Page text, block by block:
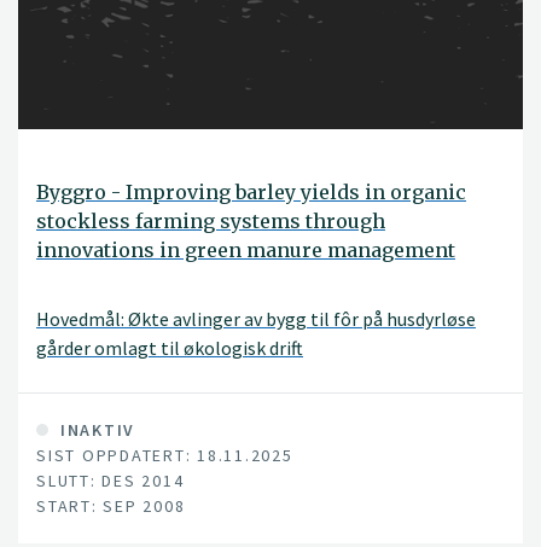
Byggro - Improving barley yields in organic
stockless farming systems through
innovations in green manure management
Hovedmål: Økte avlinger av bygg til fôr på husdyrløse
gårder omlagt til økologisk drift
INAKTIV
SIST OPPDATERT: 18.11.2025
SLUTT: DES 2014
START: SEP 2008